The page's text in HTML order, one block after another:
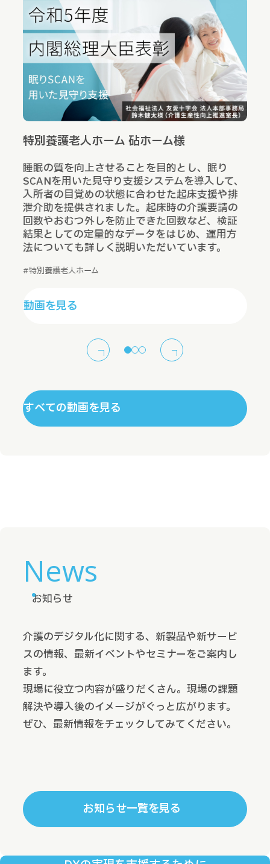
特別養護老人ホーム 砧ホーム様
睡眠の質を向上させることを目的とし、眠り
SCANを用いた見守り支援システムを導入して、
入所者の目覚めの状態に合わせた起床支援や排
泄介助を提供されました。起床時の介護要請の
回数やおむつ外しを防止できた回数など、検証
結果としての定量的なデータをはじめ、運用方
法についても詳しく説明いただいています。
#特別養護老人ホーム
動画を見る
すべての動画を見る
News
お知らせ
介護のデジタル化に関する、新製品や新サービ
スの情報、最新イベントやセミナーをご案内し
ます。
現場に役立つ内容が盛りだくさん。現場の課題
解決や導入後のイメージがぐっと広がります。
ぜひ、最新情報をチェックしてみてください。
お知らせ一覧を見る